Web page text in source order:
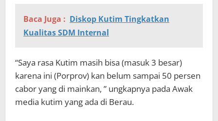
Baca Juga : Diskop Kutim Tingkatkan
Kualitas SDM Internal
“Saya rasa Kutim masih bisa (masuk 3 besar)
karena ini (Porprov) kan belum sampai 50 persen
cabor yang di mainkan, ” ungkapnya pada Awak
media kutim yang ada di Berau.